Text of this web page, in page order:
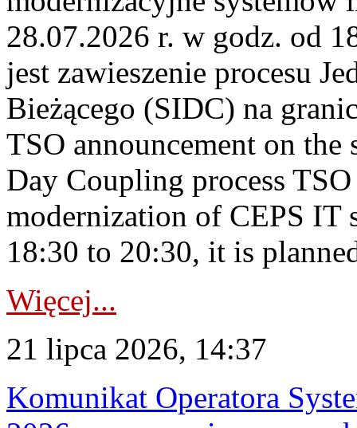
28.07.2026 r. w godz. od
jest zawieszenie procesu
Bieżącego (SIDC) na
TSO announcement on
Day Coupling process
modernization of CEPS IT
18:30 to 20:30, it is
Więcej...
21 lipca 2026, 14:37
Komunikat Operatora